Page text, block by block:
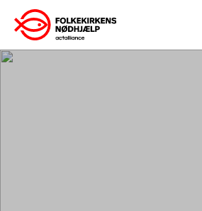
Gå
til
indhold